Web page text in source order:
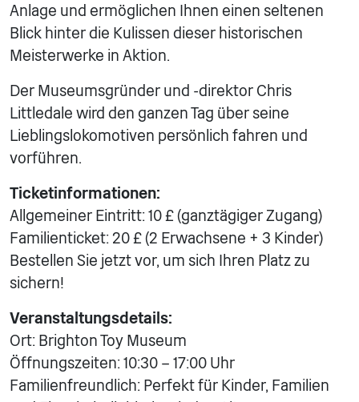
Anlage und ermöglichen Ihnen einen seltenen
Blick hinter die Kulissen dieser historischen
Meisterwerke in Aktion.
Der Museumsgründer und -direktor Chris
Littledale wird den ganzen Tag über seine
Lieblingslokomotiven persönlich fahren und
vorführen.
Ticketinformationen:
Allgemeiner Eintritt: 10 £ (ganztägiger Zugang)
Familienticket: 20 £ (2 Erwachsene + 3 Kinder)
Bestellen Sie jetzt vor, um sich Ihren Platz zu
sichern!
Veranstaltungsdetails:
Ort: Brighton Toy Museum
Öffnungszeiten: 10:30 – 17:00 Uhr
Familienfreundlich: Perfekt für Kinder, Familien